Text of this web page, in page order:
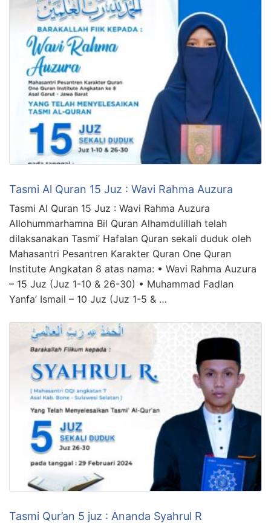
Tasmi Al Quran 15 Juz : Wavi Rahma Auzura
Tasmi Al Quran 15 Juz : Wavi Rahma Auzura
Allohummarhamna Bil Quran Alhamdulillah telah
dilaksanakan Tasmi’ Hafalan Quran sekali duduk oleh
Mahasantri Pesantren Karakter Quran One Quran
Institute Angkatan 8 atas nama: • Wavi Rahma Auzura
– 15 Juz (Juz 1-10 & 26-30) • Muhammad Fadlan
Yanfa’ Ismail – 10 Juz (Juz 1-5 & …
Tasmi Qur’an 5 juz : Ananda Syahrul R